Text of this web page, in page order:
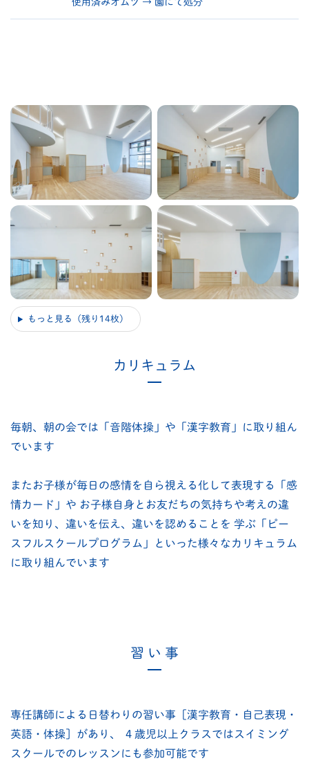
もっと見る（残り14枚）
カリキュラム
毎朝、朝の会では「音階体操」や「漢字教育」に取り組ん
でいます
またお子様が毎日の感情を自ら視える化して表現する「感
情カード」や お子様自身とお友だちの気持ちや考えの違
いを知り、違いを伝え、違いを認めることを 学ぶ「ピー
スフルスクールプログラム」といった様々なカリキュラム
に取り組んでいます
習 い 事
専任講師による日替わりの習い事［漢字教育・自己表現・
英語・体操］があり、
４歳児以上クラスではスイミング
スクールでのレッスンにも参加可能です